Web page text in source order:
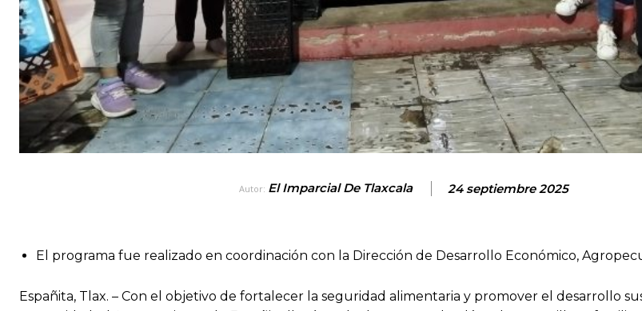
Autor: El Imparcial De Tlaxcala 24 septiembre 2025
El programa fue realizado en coordinación con la Dirección de Desarrollo Económico,
Españita, Tlax. – Con el objetivo de fortalecer la seguridad alimentaria y promover el desarrollo